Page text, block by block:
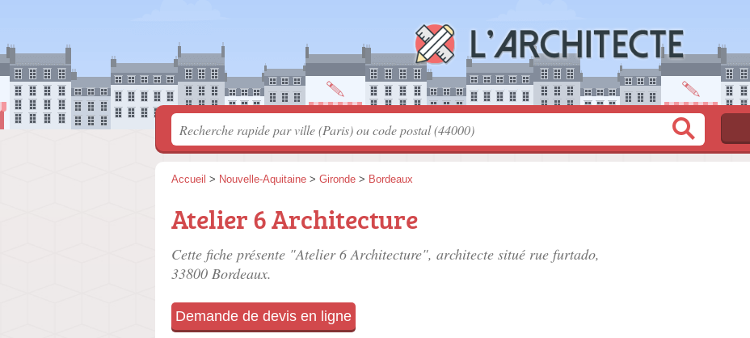
Accueil > Nouvelle-Aquitaine > Gironde > Bordeaux
Atelier 6 Architecture
Cette fiche présente "Atelier 6 Architecture", architecte situé rue furtado,
33800 Bordeaux.
Demande de devis en ligne